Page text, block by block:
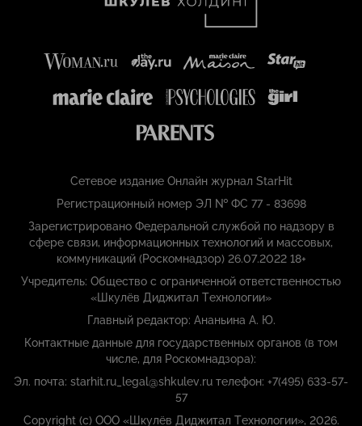
Сетевое издание Онлайн журнал StarHit
Регистрационный номер ЭЛ № ФС 77 - 83698
Зарегистрировано Федеральной службой по надзору в
сфере связи, информационных технологий и массовых,
коммуникаций (Роскомнадзор) 26.07.2022 18+
Учредитель: Общество с ограниченной ответственностью
«Шкулёв Диджитал Технологии»
Главный редактор: Ананьина А. Ю.
Контактные данные для государственных органов (в том
числе, для Роскомнадзора):
Эл. почта: starhit.ru_legal@shkulev.ru телефон: +7(495) 633-57-
57
Copyright (с) ООО «Шкулёв Диджитал Технологии», 2026.